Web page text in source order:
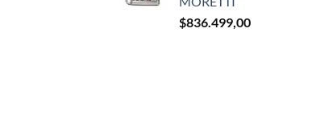
$836.499,00